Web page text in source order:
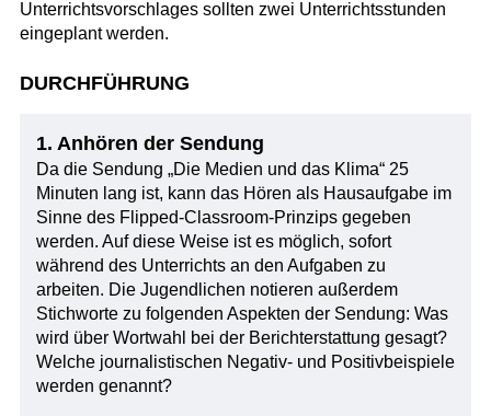
Unterrichtsvorschlages sollten zwei Unterrichtsstunden
eingeplant werden.
DURCHFÜHRUNG
1. Anhören der Sendung
Da die Sendung „Die Medien und das Klima“ 25
Minuten lang ist, kann das Hören als Hausaufgabe im
Sinne des Flipped-Classroom-Prinzips gegeben
werden. Auf diese Weise ist es möglich, sofort
während des Unterrichts an den Aufgaben zu
arbeiten. Die Jugendlichen notieren außerdem
Stichworte zu folgenden Aspekten der Sendung: Was
wird über Wortwahl bei der Berichterstattung gesagt?
Welche journalistischen Negativ- und Positivbeispiele
werden genannt?